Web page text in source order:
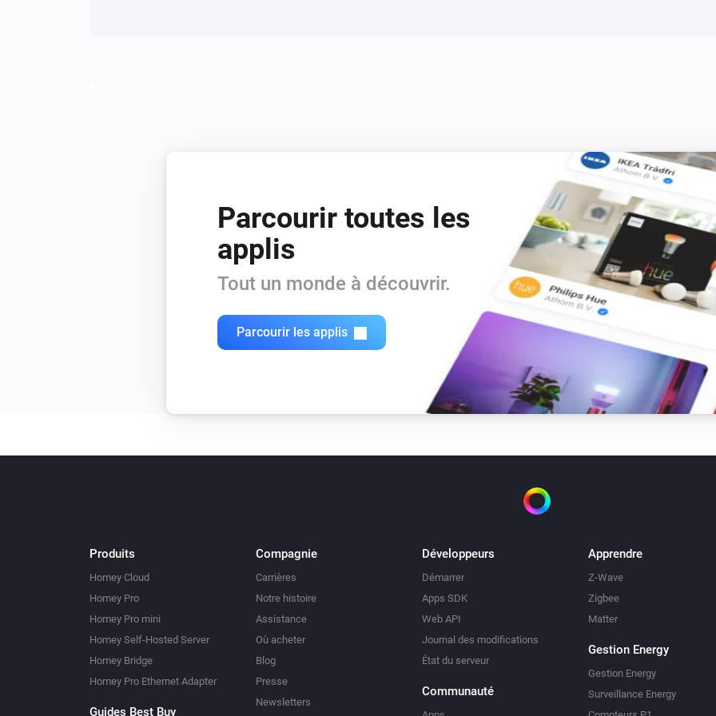
Parcourir toutes les
applis
Tout un monde à découvrir.
Parcourir les applis
Produits
Homey Cloud
Homey Pro
Homey Pro mini
Homey Self-Hosted Server
Homey Bridge
Homey Pro Ethernet Adapter
Guides Best Buy
Compagnie
Carrières
Notre histoire
Assistance
Où acheter
Blog
Presse
Newsletters
Développeurs
Démarrer
Apps SDK
Web API
Journal des modifications
État du serveur
Communauté
Apprendre
Z-Wave
Zigbee
Matter
Gestion Energy
Gestion Energy
Surveillance Energy